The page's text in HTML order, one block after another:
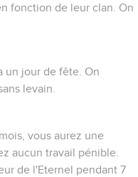
fonction de leur clan. On
un jour de fête. On
levain.
vous aurez une
aucun travail pénible.
de l'Eternel pendant 7